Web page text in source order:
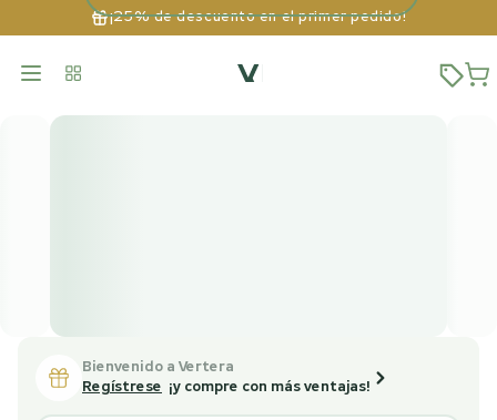
¡25% de descuento en el primer pedido!
Bienvenido a Vertera
Regístrese ¡y compre con más ventajas!